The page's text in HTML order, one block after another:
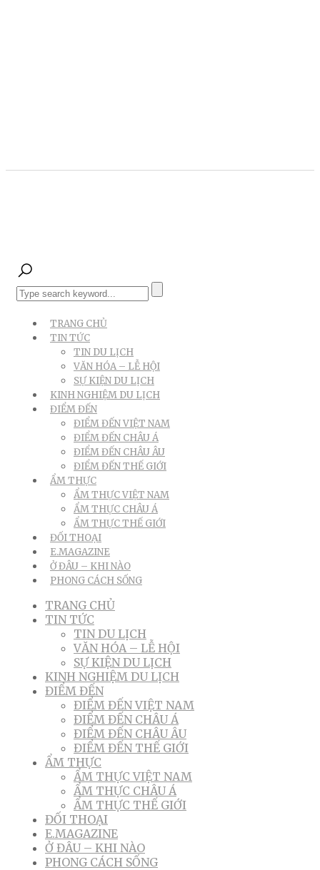
TRANG CHỦ
TIN TỨC
TIN DU LỊCH
VĂN HÓA – LỄ HỘI
SỰ KIỆN DU LỊCH
KINH NGHIỆM DU LỊCH
ĐIỂM ĐẾN
ĐIỂM ĐẾN VIỆT NAM
ĐIỂM ĐẾN CHÂU Á
ĐIỂM ĐẾN CHÂU ÂU
ĐIỂM ĐẾN THẾ GIỚI
ẨM THỰC
ẨM THỰC VIỆT NAM
ẨM THỰC CHÂU Á
ẨM THỰC THẾ GIỚI
ĐỐI THOẠI
E.MAGAZINE
Ở ĐÂU – KHI NÀO
PHONG CÁCH SỐNG
TRANG CHỦ
TIN TỨC
TIN DU LỊCH
VĂN HÓA – LỄ HỘI
SỰ KIỆN DU LỊCH
KINH NGHIỆM DU LỊCH
ĐIỂM ĐẾN
ĐIỂM ĐẾN VIỆT NAM
ĐIỂM ĐẾN CHÂU Á
ĐIỂM ĐẾN CHÂU ÂU
ĐIỂM ĐẾN THẾ GIỚI
ẨM THỰC
ẨM THỰC VIỆT NAM
ẨM THỰC CHÂU Á
ẨM THỰC THẾ GIỚI
ĐỐI THOẠI
E.MAGAZINE
Ở ĐÂU – KHI NÀO
PHONG CÁCH SỐNG